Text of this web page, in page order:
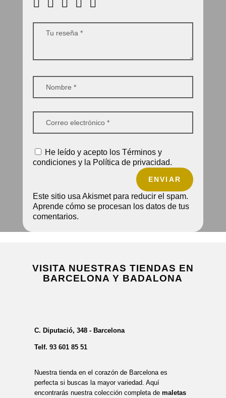
He leído y acepto los Términos y
condiciones y la Política de privacidad.
ENVIAR
Este sitio usa Akismet para reducir el spam.
Aprende cómo se procesan los datos de tus
comentarios.
VISITA NUESTRAS TIENDAS EN
BARCELONA Y BADALONA
C. Diputació, 348 - Barcelona
Telf. 93 601 85 51
Nuestra tienda en el corazón de Barcelona es
perfecta si buscas la mayor variedad. Aquí
encontrarás nuestra colección completa de maletas